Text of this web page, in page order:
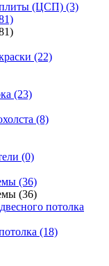
(ЦСП) (3)
(22)
(23)
(8)
(0)
(36)
(36)
потолка
(18)